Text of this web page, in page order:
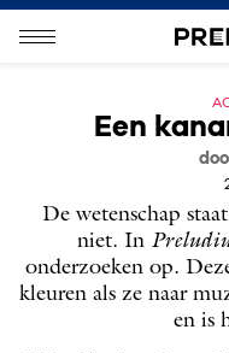
Een
De wetenschap
niet. In
onderzoeken op.
kleuren als ze naar
en is